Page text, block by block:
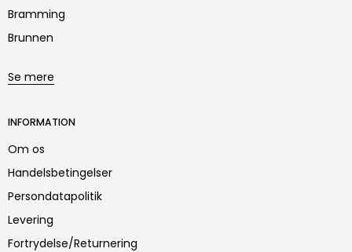
Bramming
Brunnen
Se mere
INFORMATION
Om os
Handelsbetingelser
Persondatapolitik
Levering
Fortrydelse/Returnering